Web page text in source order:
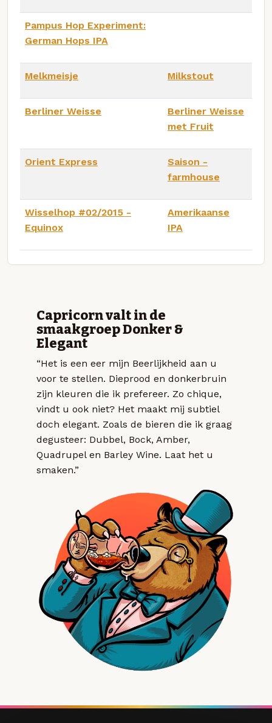
Pampus Hop Experiment:
German Hops IPA
Melkmeisje Milkstout
Berliner Weisse
Berliner Weisse
met Fruit
Orient Express
Saison -
farmhouse
Wisselhop #02/2015 -
Equinox
Amerikaanse
IPA
Capricorn valt in de
smaakgroep Donker &
Elegant
“Het is een eer mijn Beerlijkheid aan u
voor te stellen. Dieprood en donkerbruin
zijn kleuren die ik prefereer. Zo chique,
vindt u ook niet? Het maakt mij subtiel
doch elegant. Zoals de bieren die ik graag
degusteer: Dubbel, Bock, Amber,
Quadrupel en Barley Wine. Laat het u
smaken.”